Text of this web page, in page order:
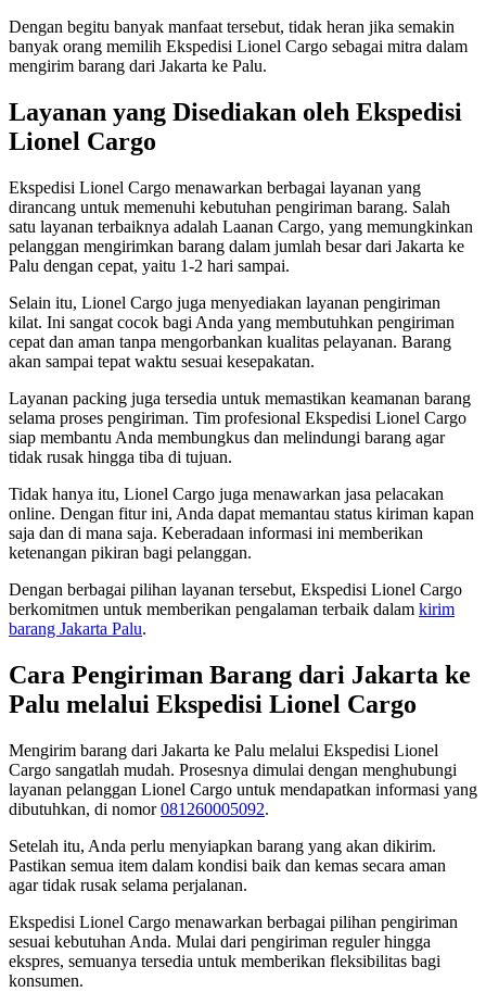
Dengan begitu banyak manfaat tersebut, tidak heran jika semakin
banyak orang memilih Ekspedisi Lionel Cargo sebagai mitra dalam
mengirim barang dari Jakarta ke Palu.
Layanan yang Disediakan oleh Ekspedisi
Lionel Cargo
Ekspedisi Lionel Cargo menawarkan berbagai layanan yang
dirancang untuk memenuhi kebutuhan pengiriman barang. Salah
satu layanan terbaiknya adalah Laanan Cargo, yang memungkinkan
pelanggan mengirimkan barang dalam jumlah besar dari Jakarta ke
Palu dengan cepat, yaitu 1-2 hari sampai.
Selain itu, Lionel Cargo juga menyediakan layanan pengiriman
kilat. Ini sangat cocok bagi Anda yang membutuhkan pengiriman
cepat dan aman tanpa mengorbankan kualitas pelayanan. Barang
akan sampai tepat waktu sesuai kesepakatan.
Layanan packing juga tersedia untuk memastikan keamanan barang
selama proses pengiriman. Tim profesional Ekspedisi Lionel Cargo
siap membantu Anda membungkus dan melindungi barang agar
tidak rusak hingga tiba di tujuan.
Tidak hanya itu, Lionel Cargo juga menawarkan jasa pelacakan
online. Dengan fitur ini, Anda dapat memantau status kiriman kapan
saja dan di mana saja. Keberadaan informasi ini memberikan
ketenangan pikiran bagi pelanggan.
Dengan berbagai pilihan layanan tersebut, Ekspedisi Lionel Cargo
berkomitmen untuk memberikan pengalaman terbaik dalam kirim
barang Jakarta Palu.
Cara Pengiriman Barang dari Jakarta ke
Palu melalui Ekspedisi Lionel Cargo
Mengirim barang dari Jakarta ke Palu melalui Ekspedisi Lionel
Cargo sangatlah mudah. Prosesnya dimulai dengan menghubungi
layanan pelanggan Lionel Cargo untuk mendapatkan informasi yang
dibutuhkan, di nomor081260005092.
Setelah itu, Anda perlu menyiapkan barang yang akan dikirim.
Pastikan semua item dalam kondisi baik dan kemas secara aman
agar tidak rusak selama perjalanan.
Ekspedisi Lionel Cargo menawarkan berbagai pilihan pengiriman
sesuai kebutuhan Anda. Mulai dari pengiriman reguler hingga
ekspres, semuanya tersedia untuk memberikan fleksibilitas bagi
konsumen.